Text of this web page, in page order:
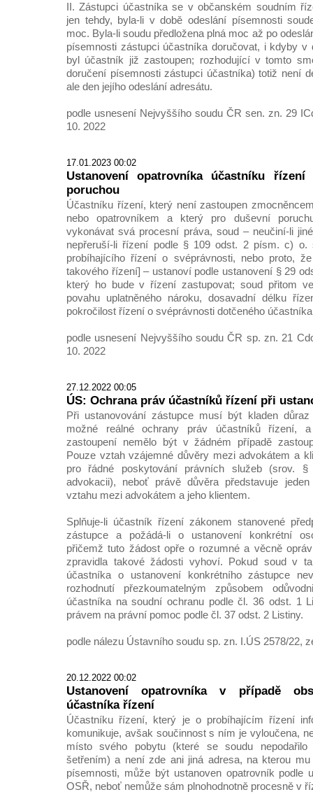
II. Zástupci účastníka se v občanském soudním
jen tehdy, byla-li v době odeslání písemnosti
moc. Byla-li soudu předložena plná moc až po
písemnosti zástupci účastníka doručovat, i kdyby v
byl účastník již zastoupen; rozhodující v tomto
doručení písemnosti zástupci účastníka) totiž není
ale den jejího odeslání adresátu.
podle usnesení Nejvyššího soudu ČR sen. zn. 29
10. 2022
17.01.2023 00:02
Ustanovení opatrovníka účastníku řízení
poruchou
Účastníku řízení, který není zastoupen
nebo opatrovníkem a který pro duševní
vykonávat svá procesní práva, soud – neučiní-li
nepřeruší-li řízení podle § 109 odst. 2 písm. c)
probíhajícího řízení o svéprávnosti, nebo proto,
takového řízení] – ustanoví podle ustanovení § 29
který ho bude v řízení zastupovat; soud přitom
povahu uplatněného nároku, dosavadní délku
pokročilost řízení o svéprávnosti dotčeného
podle usnesení Nejvyššího soudu ČR sp. zn. 21
10. 2022
27.12.2022 00:05
ÚS: Ochrana práv účastníků řízení při
Při ustanovování zástupce musí být kladen
možné reálné ochrany práv účastníků řízení,
zastoupení nemělo být v žádném případě
Pouze vztah vzájemné důvěry mezi advokátem a
pro řádné poskytování právních služeb (srov.
advokacii), neboť právě důvěra představuje
vztahu mezi advokátem a jeho klientem.
Splňuje-li účastník řízení zákonem stanovené
zástupce a požádá-li o ustanovení konkrétní
přičemž tuto žádost opře o rozumné a věcně
zpravidla takové žádosti vyhoví. Pokud soud v
účastníka o ustanovení konkrétního zástupce
rozhodnutí přezkoumatelným způsobem
účastníka na soudní ochranu podle čl. 36 odst. 1
právem na právní pomoc podle čl. 37 odst. 2 Listiny.
podle nálezu Ústavního soudu sp. zn. I.ÚS 2578/22,
20.12.2022 00:02
Ustanovení opatrovníka v případě
účastníka řízení
Účastníku řízení, který je o probíhajícím řízení
komunikuje, avšak součinnost s ním je vyloučena,
místo svého pobytu (které se soudu nepodařilo
šetřením) a není zde ani jiná adresa, na kterou
písemnosti, může být ustanoven opatrovník podle
OSŘ, neboť nemůže sám plnohodnotně procesně v